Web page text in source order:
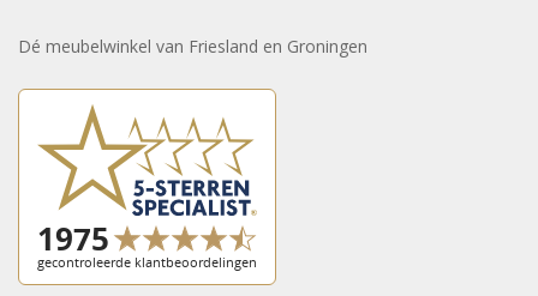
Dé meubelwinkel van Friesland en Groningen